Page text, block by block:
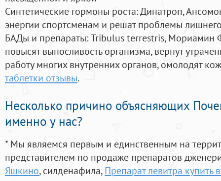
Синтетические гормоны роста: Динатроп,
энергии спортсменам и решат проблемы
БАДы и препараты:Tribulus terrestris, Мориамин
повысят выносливость организма, вернут
работу многих внутренних органов, омолодят
таблетки отзывы.
Несколько причино объясняющих
именно у нас?
* Мы являемся первым и единственным на
представителем по продаже препаратов
Яшкино, силденафила, Препарат левитра купить